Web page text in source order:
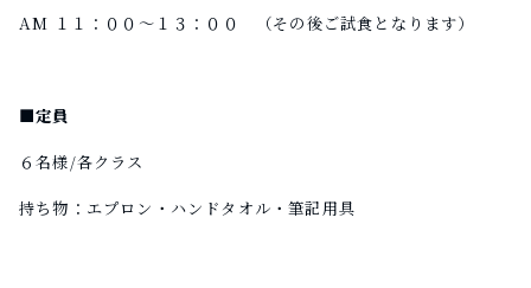
AM １１：００〜１３：００ （その後ご試食となります）
■定員
６名様/各クラス
持ち物：エプロン・ハンドタオル・筆記用具